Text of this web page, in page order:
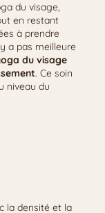
du visage,
en restant
à prendre
a pas meilleure
du visage
. Ce soin
niveau du
la densité et la